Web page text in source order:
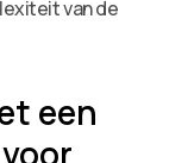
van de
een